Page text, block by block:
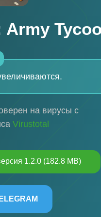
Army
на вирусы с
Virustotal
1.2.0 (182.8 MB)